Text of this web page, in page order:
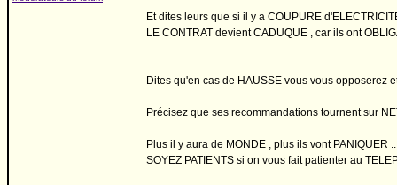
Et dites leurs que si il y a COUPURE
LE CONTRAT devient CADUQUE , car ils ont
Dites qu'en cas de HAUSSE vous vous opposerez
Précisez que ses recommandations tournent sur
Plus il y aura de MONDE , plus ils vont PANIQUER
SOYEZ PATIENTS si on vous fait patienter au